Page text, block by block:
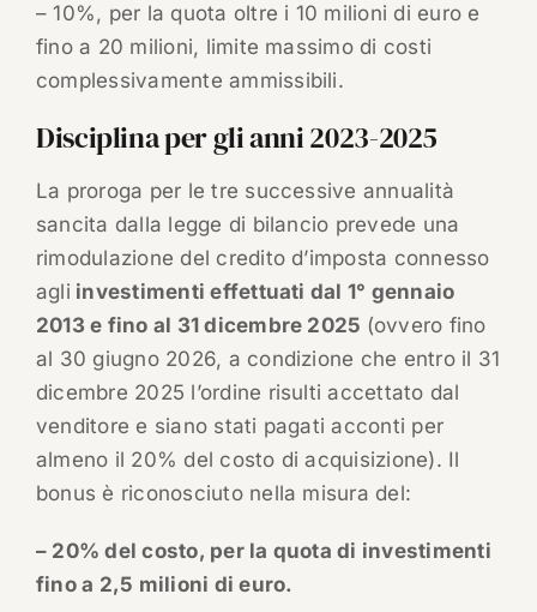
– 10%, per la quota oltre i 10 milioni di euro e
fino a 20 milioni, limite massimo di costi
complessivamente ammissibili.
Disciplina per gli anni 2023-2025
La proroga per le tre successive annualità
sancita dalla legge di bilancio prevede una
rimodulazione del credito d’imposta connesso
agli investimenti effettuati dal 1° gennaio
2013 e fino al 31 dicembre 2025 (ovvero fino
al 30 giugno 2026, a condizione che entro il 31
dicembre 2025 l’ordine risulti accettato dal
venditore e siano stati pagati acconti per
almeno il 20% del costo di acquisizione). Il
bonus è riconosciuto nella misura del:
– 20% del costo, per la quota di investimenti
fino a 2,5 milioni di euro.